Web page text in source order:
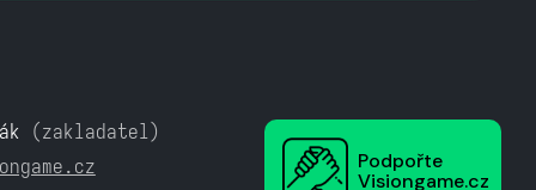
(zakladatel)
Podpořte
Visiongame.cz